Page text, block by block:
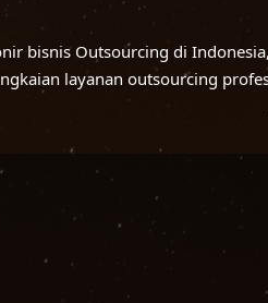
bisnis Outsourcing di
layanan outsourcing